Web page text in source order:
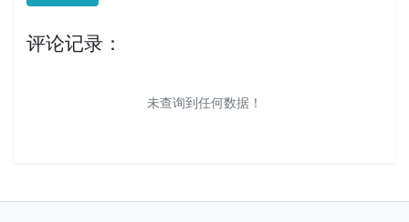
评论记录：
未查询到任何数据！